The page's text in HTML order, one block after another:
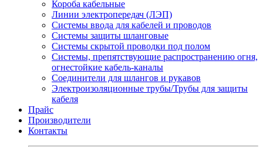
Короба кабельные
Линии электропередач (ЛЭП)
Системы ввода для кабелей и проводов
Системы защиты шланговые
Системы скрытой проводки под полом
Системы, препятствующие распространению огня,
огнестойкие кабель-каналы
Соединители для шлангов и рукавов
Электроизоляционные трубы/Трубы для защиты
кабеля
Прайс
Производители
Контакты